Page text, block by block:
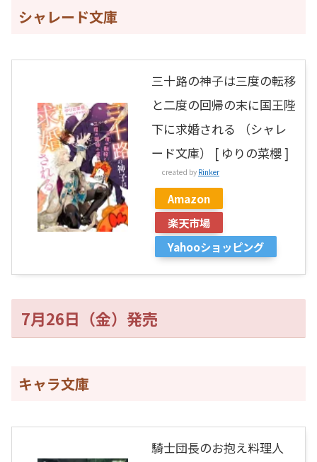
シャレード文庫
三十路の神子は三度の転移
と二度の回帰の末に国王陛
下に求婚される （シャレ
ード文庫） [ ゆりの菜櫻 ]
created by Rinker
Amazon
楽天市場
Yahooショッピング
7月26日（金）発売
キャラ文庫
騎士団長のお抱え料理人